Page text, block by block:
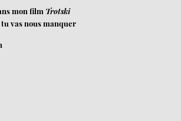
mon film Trotski
vas nous manquer